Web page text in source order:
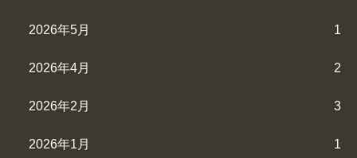
2026年5月 1
2026年4月 2
2026年2月 3
2026年1月 1